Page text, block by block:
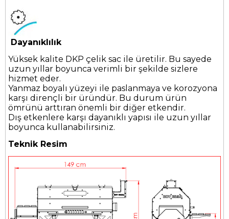
Dayanıklılık
Yüksek kalite DKP çelik sac ile üretilir. Bu sayede
uzun yıllar boyunca verimli bir şekilde sizlere
hizmet eder.
Yanmaz boyalı yüzeyi ile paslanmaya ve korozyona
karşı dirençli bir üründür. Bu durum ürün
ömrünü arttıran önemli bir diğer etkendir.
Dış etkenlere karşı dayanıklı yapısı ile uzun yıllar
boyunca kullanabilirsiniz.
Teknik Resim